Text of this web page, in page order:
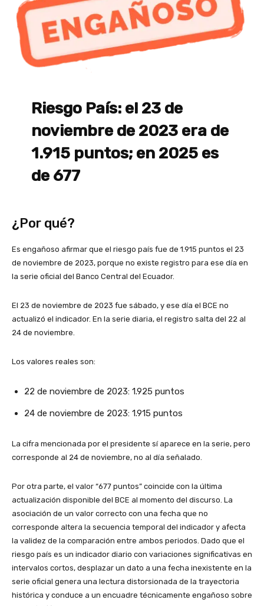
Riesgo País: el 23 de
noviembre de 2023 era de
1.915 puntos; en 2025 es
de 677
¿Por qué?
Es engañoso afirmar que el riesgo país fue de 1.915 puntos el 23
de noviembre de 2023, porque no existe registro para ese día en
la serie oficial del Banco Central del Ecuador.
El 23 de noviembre de 2023 fue sábado, y ese día el BCE no
actualizó el indicador. En la serie diaria, el registro salta del 22 al
24 de noviembre.
Los valores reales son:
22 de noviembre de 2023: 1.925 puntos
24 de noviembre de 2023: 1.915 puntos
La cifra mencionada por el presidente sí aparece en la serie, pero
corresponde al 24 de noviembre, no al día señalado.
Por otra parte, el valor “677 puntos” coincide con la última
actualización disponible del BCE al momento del discurso. La
asociación de un valor correcto con una fecha que no
corresponde altera la secuencia temporal del indicador y afecta
la validez de la comparación entre ambos periodos. Dado que el
riesgo país es un indicador diario con variaciones significativas en
intervalos cortos, desplazar un dato a una fecha inexistente en la
serie oficial genera una lectura distorsionada de la trayectoria
histórica y conduce a un encuadre técnicamente engañoso sobre